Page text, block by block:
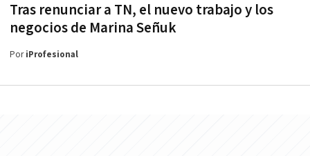
Tras renunciar a TN, el nuevo trabajo y los
negocios de Marina Señuk
PoriProfesional